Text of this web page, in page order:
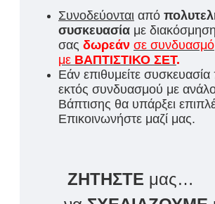
Συνοδεύονται από
συσκευασία με
σας δωρεάν σε συνδυασμό
με ΒΑΠΤΙΣΤΙΚΟ ΣΕΤ.
Εάν επιθυμείτε συσκευασία
εκτός συνδυασμού με
Βάπτισης θα υπάρξει
Επικοινωνήστε μαζί μας.
ΖΗΤΗΣΤΕ μας…